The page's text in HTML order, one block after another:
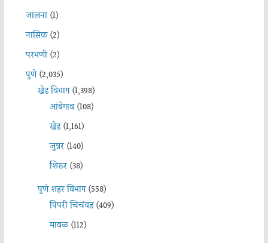
जालना(1)
नासिक(2)
परभणी(2)
पुणे(2,035)
खेड विभाग(1,398)
आंबेगाव(108)
खेड(1,161)
जुन्नर(140)
शिरूर(38)
पुणे शहर विभाग(558)
पिंपरी चिचंवड(409)
मावळ(112)